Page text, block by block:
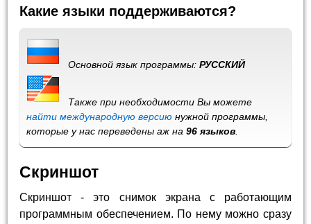
Какие языки поддерживаются?
Основной язык программы:РУССКИЙ
Также при необходимости Вы можете
найти международную версию нужной программы,
которые у нас переведены аж на96 языков
Скриншот
Скриншот - это снимок экрана с работающим
программным обеспечением. По нему можно сразу